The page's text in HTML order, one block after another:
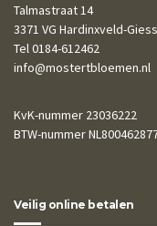
Talmastraat 14
3371 VG Hardinxveld-
Tel 0184-612462
info@mostertbloemen.nl
KvK-nummer 23036222
BTW-nummer
Veilig online betalen